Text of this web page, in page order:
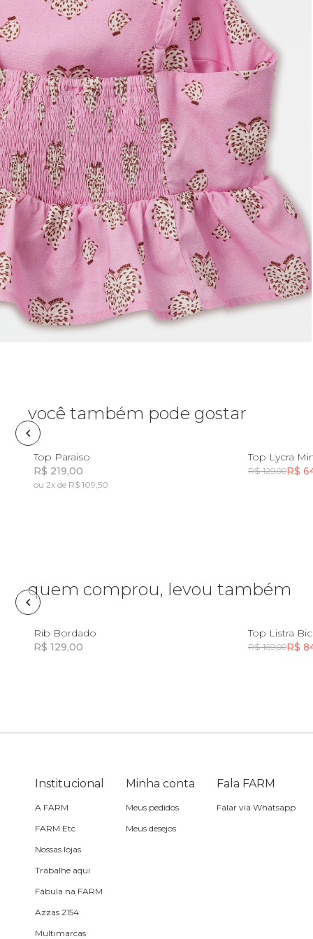
Frescobol
Lancheira
Lenço
Mala
Meia
Necessaire
Óculos de sol
Pin e patch
isqueiro
Vela
você também pode gostar
Top Paraiso
R$ 219,00
ou 2x de R$ 109,50
Top Lycra
R$ 129,00R$
quem comprou, levou também
Rib Bordado
R$ 129,00
8
Top Listra
R$ 169,00R$
Institucional
A FARM
FARM Etc
Nossas lojas
Trabalhe aqui
Fábula na FARM
Azzas 2154
Multimarcas
Minha conta
Meus pedidos
Meus desejos
Fala FARM
Falar via Whatsapp